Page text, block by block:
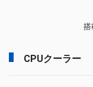
CPUクーラー